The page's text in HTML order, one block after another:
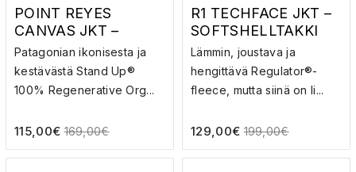
POINT REYES
CANVAS JKT –
TAKKI
Patagonian ikonisesta ja
kestävästä Stand Up®
100% Regenerative Org...
115,00€ 169,00€
R1 TECHFACE JKT –
SOFTSHELLTAKKI
Lämmin, joustava ja
hengittävä Regulator®-
fleece, mutta siinä on li...
129,00€ 199,00€